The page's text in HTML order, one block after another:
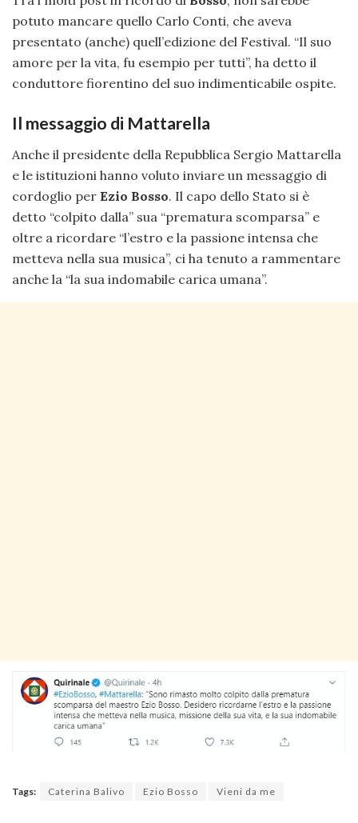
potuto mancare quello Carlo Conti, che aveva
presentato (anche) quell’edizione del Festival. “Il suo
amore per la vita, fu esempio per tutti”, ha detto il
conduttore fiorentino del suo indimenticabile ospite.
Il messaggio di Mattarella
Anche il presidente della Repubblica Sergio Mattarella
e le istituzioni hanno voluto inviare un messaggio di
cordoglio per Ezio Bosso. Il capo dello Stato si è
detto “colpito dalla” sua “prematura scomparsa” e
oltre a ricordare “l’estro e la passione intensa che
metteva nella sua musica”, ci ha tenuto a rammentare
anche la “la sua indomabile carica umana”.
Tags: Caterina Balivo Ezio Bosso Vieni da me